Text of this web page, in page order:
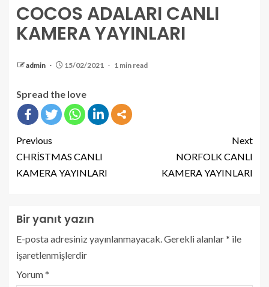
COCOS ADALARI CANLI
KAMERA YAYINLARI
admin 15/02/2021 1 min read
Spread the love
Previous
CHRİSTMAS CANLI
KAMERA YAYINLARI
Next
NORFOLK CANLI
KAMERA YAYINLARI
Bir yanıt yazın
E-posta adresiniz yayınlanmayacak.Gerekli alanlar* ile
işaretlenmişlerdir
Yorum*